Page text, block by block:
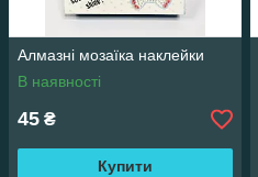
Алмазні мозаїка наклейки
В наявності
45 ₴
Купити